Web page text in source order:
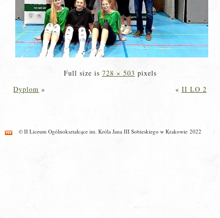
Full size is 728 × 503 pixels
Dyplom » « II LO 2
© II Liceum Ogólnokształcące im. Króla Jana III Sobieskiego w Krakowie 2022